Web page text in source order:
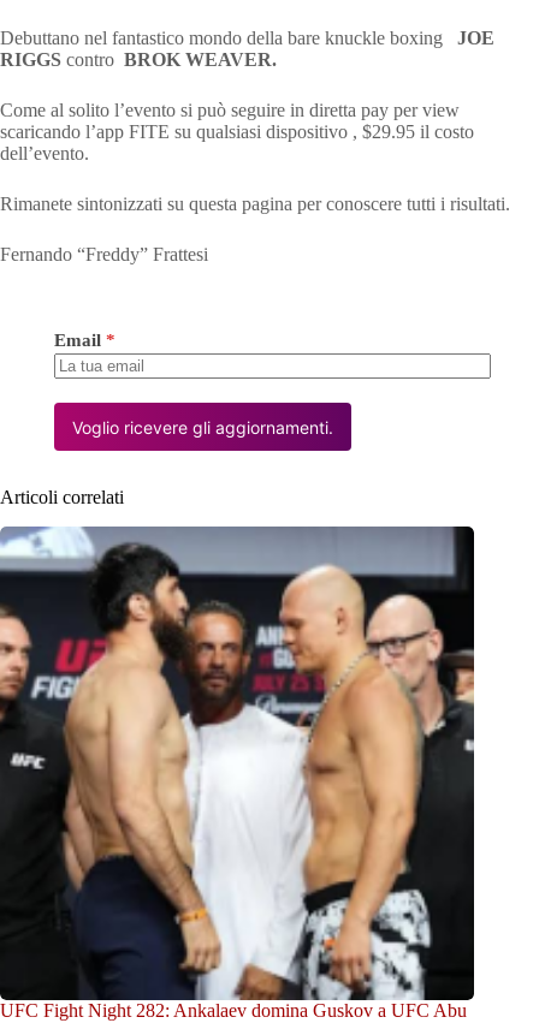
Debuttano nel fantastico mondo della bare knuckle boxing JOE
RIGGS contro BROK WEAVER.
Come al solito l’evento si può seguire in diretta pay per view
scaricando l’app FITE su qualsiasi dispositivo , $29.95 il costo
dell’evento.
Rimanete sintonizzati su questa pagina per conoscere tutti i risultati.
Fernando “Freddy” Frattesi
Email *
Voglio ricevere gli aggiornamenti.
Articoli correlati
UFC Fight Night 282: Ankalaev domina Guskov a UFC Abu